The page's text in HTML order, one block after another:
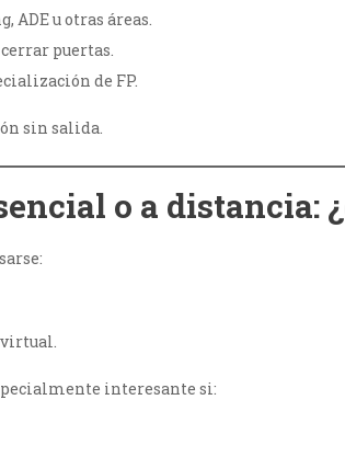
u otras áreas.
puertas.
de FP.
sin salida.
o a distancia:
interesante si: